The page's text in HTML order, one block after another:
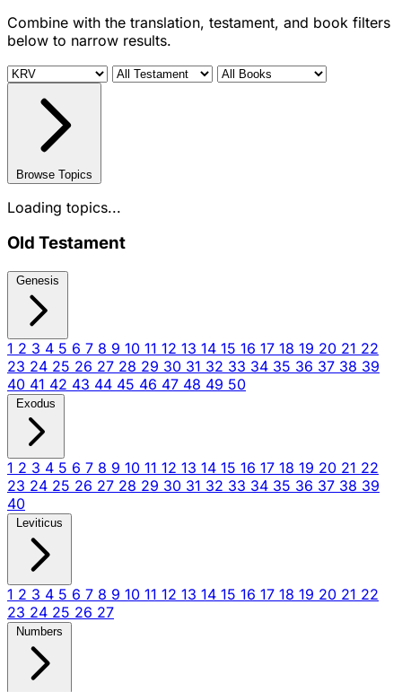
Combine with the translation, testament, and book filters
below to narrow results.
Browse Topics
Loading topics...
Old Testament
Genesis
1 2 3 4 5 6 7 8 9 10 11 12 13 14 15 16 17 18 19 20 21 22
23 24 25 26 27 28 29 30 31 32 33 34 35 36 37 38 39
40 41 42 43 44 45 46 47 48 49 50
Exodus
1 2 3 4 5 6 7 8 9 10 11 12 13 14 15 16 17 18 19 20 21 22
23 24 25 26 27 28 29 30 31 32 33 34 35 36 37 38 39
40
Leviticus
1 2 3 4 5 6 7 8 9 10 11 12 13 14 15 16 17 18 19 20 21 22
23 24 25 26 27
Numbers